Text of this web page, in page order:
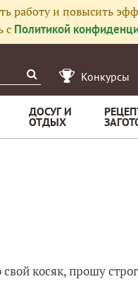
работу и повысить
с Политикой
Конкурсы
ДОСУГ И
ОТДЫХ
косяк, прошу